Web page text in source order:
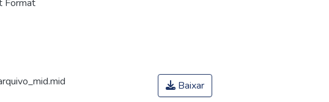
Format
Baixar